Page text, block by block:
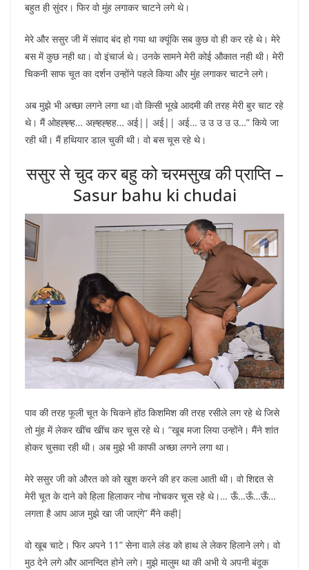
बहुत ही सुंदर। फिर वो मुंह लगाकर चाटने लगे थे।
मेरे और ससुर जी में संवाद बंद हो गया था क्यूंकि सब कुछ वो ही कर रहे थे। मेरे
बस में कुछ नही था। वो इंचार्ज थे। उनके सामने मेरी कोई औकात नही थी। मेरी
चिकनी साफ चूत का दर्शन उन्होंने पहले किया और मुंह लगाकर चाटने लगे।
अब मुझे भी अच्छा लगने लगा था।वो किसी भूखे आदमी की तरह मेरी बुर चाट रहे
थे। मैं ओहह्ह्ह… अह्हह्हह… अई|| अई|| अई… उ उ उ उ उ…” किये जा
रही थी। मैं हथियार डाल चुकी थी। वो बस चूस रहे थे।
ससुर से चुद कर बहु को चरमसुख की प्राप्ति –
Sasur bahu ki chudai
पाव की तरह फूली चूत के चिकने होंठ किशमिश की तरह रसीले लग रहे थे जिसे
तो मुंह में लेकर खींच खींच कर चूस रहे थे। ”खूब मजा लिया उन्होंने। मैंने शांत
होकर चुसवा रही थी। अब मुझे भी काफी अच्छा लगने लगा था।
मेरे ससुर जी को औरत को को खुश करने की हर कला आती थी। वो शिद्दत से
मेरी चूत के दाने को हिला हिलाकर नोच नोचकर चूस रहे थे।… ऊँ…ऊँ…ऊँ…
लगता है आप आज मुझे खा जी जाएंगे” मैंने कही|
वो खूब चाटे। फिर अपने 11” सेना वाले लंड को हाथ ले लेकर हिलाने लगे। वो
मुठ देने लगे और आनन्दित होने लगे। मुझे मालुम था की अभी ये अपनी बंदूक